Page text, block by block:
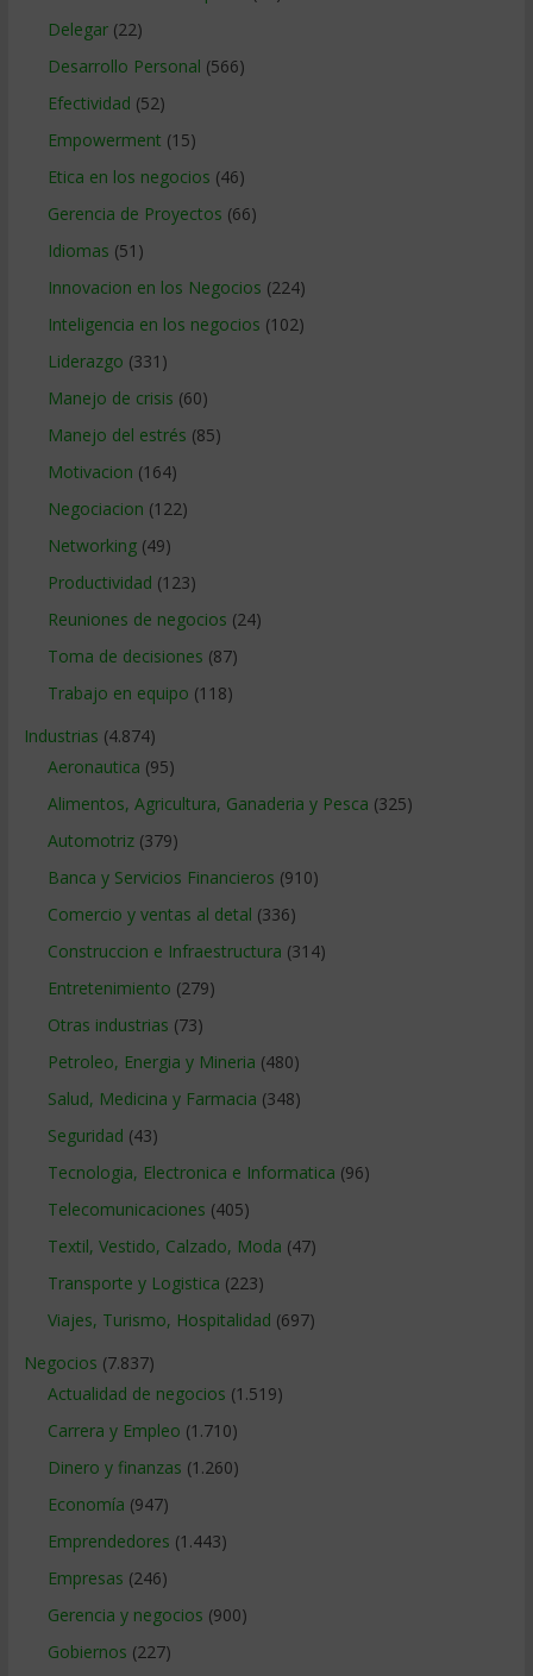
Delegar(22)
Desarrollo Personal (566)
Efectividad (52)
Empowerment (15)
Etica en los negocios (46)
Gerencia de Proyectos (66)
Idiomas (51)
Innovacion en los Negocios (224)
Inteligencia en los negocios (102)
Liderazgo (331)
Manejo de crisis (60)
Manejo del estrés (85)
Motivacion (164)
Negociacion (122)
Networking(49)
Productividad (123)
Reuniones de negocios (24)
Toma de decisiones (87)
Trabajo en equipo (118)
Industrias (4.874)
Aeronautica (95)
Alimentos, Agricultura, Ganaderia y Pesca (325)
Automotriz(379)
Banca y Servicios Financieros (910)
Comercio y ventas al detal (336)
Construccion e Infraestructura (314)
Entretenimiento (279)
Otras industrias (73)
Petroleo, Energia y Mineria (480)
Salud, Medicina y Farmacia (348)
Seguridad (43)
Tecnologia, Electronica e Informatica (96)
Telecomunicaciones (405)
Textil, Vestido, Calzado, Moda (47)
Transporte y Logistica (223)
Viajes, Turismo, Hospitalidad (697)
Negocios (7.837)
Actualidad de negocios (1.519)
Carrera y Empleo (1.710)
Dinero y finanzas (1.260)
Economía (947)
Emprendedores (1.443)
Empresas (246)
Gerencia y negocios (900)
Gobiernos (227)